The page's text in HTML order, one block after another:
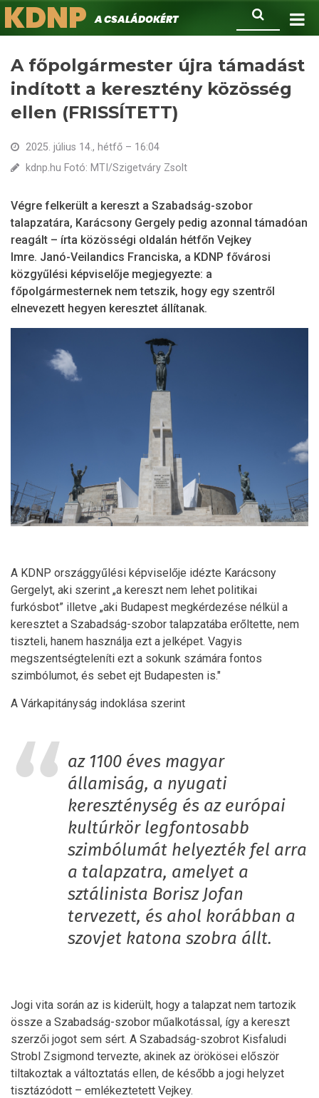
Ugrás
a
Keresés
KDNPA családokért.
A főpolgármester újra támadást
indított a keresztény közösség
ellen (FRISSÍTETT)
2025. július 14., hétfő – 16:04
kdnp.hu Fotó: MTI/Szigetváry Zsolt
Végre felkerült a kereszt a Szabadság-szobor
talapzatára, Karácsony Gergely pedig azonnal támadóan
reagált – írta közösségi oldalán hétfőn Vejkey
Imre. Janó-Veilandics Franciska, a KDNP fővárosi
közgyűlési képviselője megjegyezte: a
főpolgármesternek nem tetszik, hogy egy szentről
elnevezett hegyen keresztet állítanak.
A KDNP országgyűlési képviselője idézte Karácsony
Gergelyt, aki szerint „a kereszt nem lehet politikai
furkósbot” illetve „aki Budapest megkérdezése nélkül a
keresztet a Szabadság-szobor talapzatába erőltette, nem
tiszteli, hanem használja ezt a jelképet. Vagyis
megszentségteleníti ezt a sokunk számára fontos
szimbólumot, és sebet ejt Budapesten is.″
A Várkapitányság indoklása szerint
az 1100 éves magyar
államiság, a nyugati
kereszténység és az európai
kultúrkör legfontosabb
szimbólumát helyezték fel arra
a talapzatra, amelyet a
sztálinista Borisz Jofan
tervezett, és ahol korábban a
szovjet katona szobra állt.
Jogi vita során az is kiderült, hogy a talapzat nem tartozik
össze a Szabadság-szobor műalkotással, így a kereszt
szerzői jogot sem sért. A Szabadság-szobrot Kisfaludi
Strobl Zsigmond tervezte, akinek az örökösei először
tiltakoztak a változtatás ellen, de később a jogi helyzet
tisztázódott – emlékeztetett Vejkey.